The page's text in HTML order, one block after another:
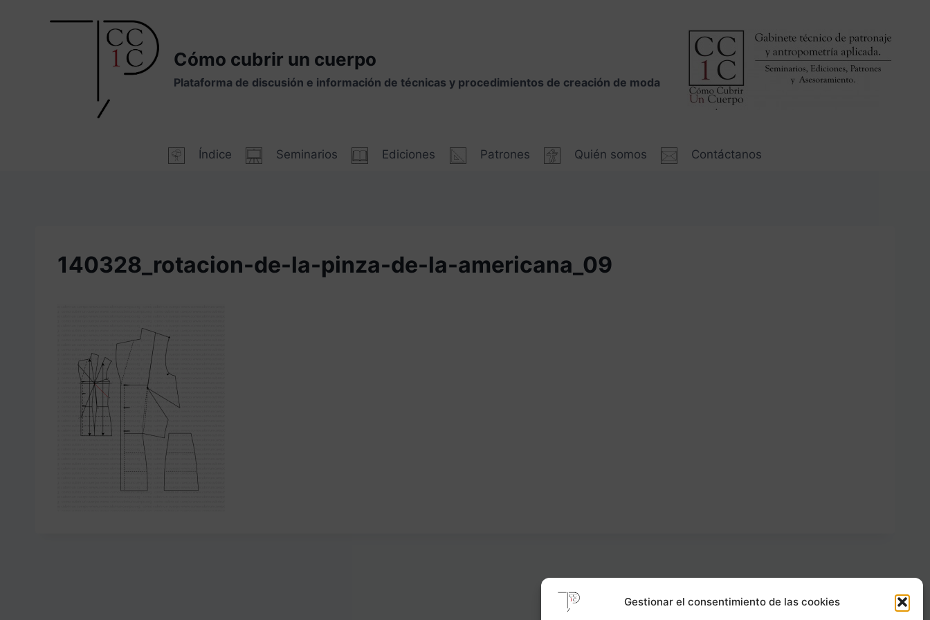
Gestionar el consentimiento de las cookies
Cómo cubrir un cuerpo
Plataforma de discusión e información de técnicas y procedimientos de creación de moda
Índice Seminarios Ediciones Patrones Quién somos Contáctanos
140328_rotacion-de-la-pinza-de-la-americana_09
Carrer Provença, 183